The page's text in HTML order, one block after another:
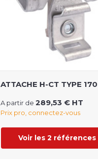
ATTACHE H-CT TYPE 170
A partir de 289,53 € HT
Prix pro, connectez-vous
Voir les 2 références